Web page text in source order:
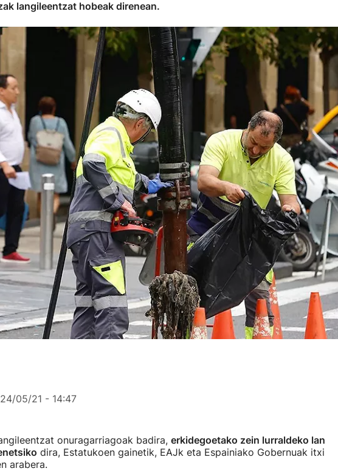
langileentzat hobeak direnean.
05/21 - 14:47
onuragarriagoak badira, erkidegoetako zein lurraldeko lan
dira, Estatukoen gainetik, EAJk eta Espainiako Gobernuak itxi
arabera.